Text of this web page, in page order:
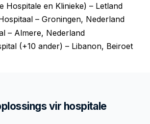
Hospitale en Klinieke) – Letland
– Groningen, Nederland
– Almere, Nederland
(+10 ander) – Libanon, Beiroet
vir hospitale